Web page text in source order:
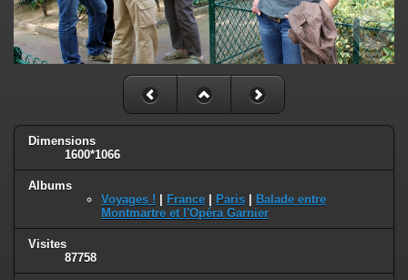
Dimensions
1600*1066
Albums
Voyages !
France Paris
Balade entre
Montmartre et l'Opéra Garnier
Visites
87758